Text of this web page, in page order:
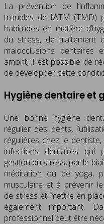
La prévention de
troubles de l’ATM (TMD)
habitudes en matière
du stress, de traitement
malocclusions dentaires
amont, il est possible de
de développer cette
Hygiène dentaire et
Une bonne hygiène
régulier des dents,
régulières chez le
infections dentaires qui
gestion du stress, par le
méditation ou de yoga,
musculaire et à prévenir
de stress et mettre en
également important.
professionnel peut être